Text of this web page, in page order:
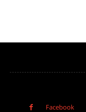
Facebook